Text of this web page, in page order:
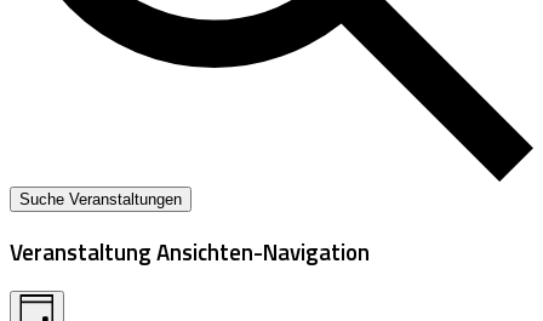
Suche Veranstaltungen
Veranstaltung Ansichten-Navigation